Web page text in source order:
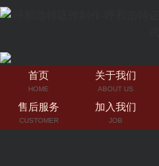
首页
HOME
关于我们
ABOUT US
售后服务
CUSTOMER
加入我们
JOB